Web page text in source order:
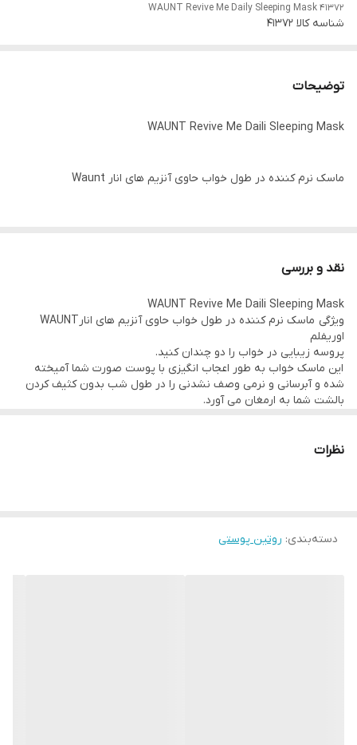
WAUNT Revive Me Daily Sleeping Mask 41372
شناسه کالا 41372
توضیحات
WAUNT Revive Me Daili Sleeping Mask
ماسک نرم کننده در طول خواب حاوی آنزیم های انار Waunt
بالشت شما به ارمغان می آورد.
ماسک آبرسان و ترمیم کننده حین خواب حاوی آنزیمهای انار که پوست
مرده صورت را به آرامی در طول شب لایه برداری ملایم میکند و باعث
ریکاوری صورت تا صبح میشد و تنفس پوستی را ایجاد میکند.
کد محصول ؛ 41372
مقدار کافی را روی گونه ها، بینی و پیشانی بمالید. روی پوست صورت و
نقد و بررسی
WAUNT Revive Me Daili Sleeping Mask
ویژگی ماسک نرم کننده در طول خواب حاوی آنزیم های انارWAUNT
اوریفلم
پروسه زیبایی در خواب را دو چندان کنید.
این ماسک خواب به طور اعجاب انگیزی با پوست صورت شما آمیخته
شده و آبرسانی و نرمی وصف نشدنی را در طول شب بدون کثیف کردن
بالشت شما به ارمغان می آورد.
ریکاوری صورت تا صبح میشد و تنفس پوستی را ایجاد میکند.
نظرات
دسته‌بندی: روتین پوستی